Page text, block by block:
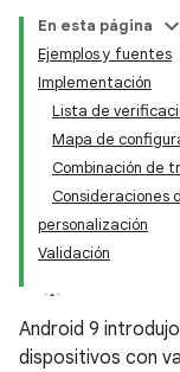
En esta página
Ejemplos y fuentes
Implementación
Lista de
Mapa de
Combinación de
Consideraciones
personalización
Validación
Android 9
dispositivos con